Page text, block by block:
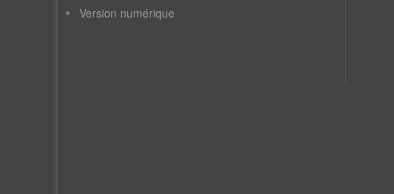
Version numérique